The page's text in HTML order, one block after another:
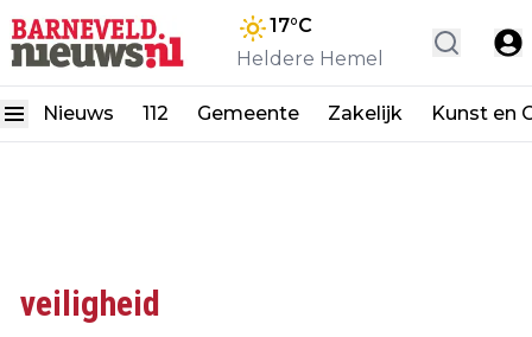
17°C
Heldere Hemel
Nieuws 112 Gemeente Zakelijk Kunst en
veiligheid